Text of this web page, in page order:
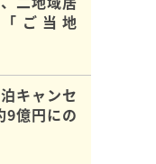
ご当地
キャンセ
9億円にの